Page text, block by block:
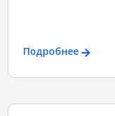
Подробнее